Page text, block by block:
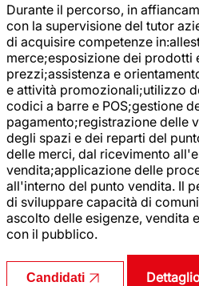
Durante il percorso, in
con la supervisione del tutor
di acquisire competenze
merce;esposizione dei prodotti
prezzi;assistenza e
e attività promozionali;utilizzo
codici a barre e POS;gestione
pagamento;registrazione delle
degli spazi e dei reparti del
delle merci, dal ricevimento
vendita;applicazione delle
all'interno del punto vendita. Il
di sviluppare capacità di
ascolto delle esigenze, vendita
con il pubblico.
Candidati